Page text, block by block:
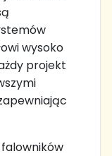
wysoko
projekt
falowników